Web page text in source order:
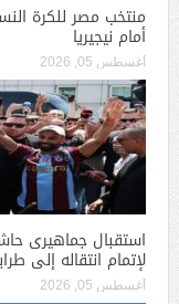
منتخب مصر للكرة
أمام نيجيريا
أغسطس 05, 2026
استقبال جماهيرى
لإتمام انتقاله إلى
أغسطس 05, 2026